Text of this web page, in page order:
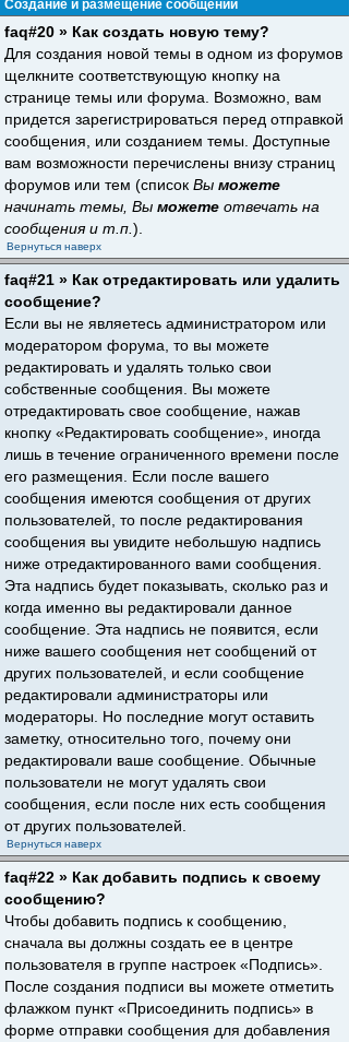
Создание и размещение сообщений
faq#20 » Как создать новую тему?
Для создания новой темы в одном из форумов
щелкните соответствующую кнопку на
странице темы или форума. Возможно, вам
придется зарегистрироваться перед отправкой
сообщения, или созданием темы. Доступные
вам возможности перечислены внизу страниц
форумов или тем (список Вы можете
начинать темы, Вы можете отвечать на
сообщения и т.п. ).
Вернуться наверх
faq#21 » Как отредактировать или удалить
сообщение?
Если вы не являетесь администратором или
модератором форума, то вы можете
редактировать и удалять только свои
собственные сообщения. Вы можете
отредактировать свое сообщение, нажав
кнопку «Редактировать сообщение», иногда
лишь в течение ограниченного времени после
его размещения. Если после вашего
сообщения имеются сообщения от других
пользователей, то после редактирования
сообщения вы увидите небольшую надпись
ниже отредактированного вами сообщения.
Эта надпись будет показывать, сколько раз и
когда именно вы редактировали данное
сообщение. Эта надпись не появится, если
ниже вашего сообщения нет сообщений от
других пользователей, и если сообщение
редактировали администраторы или
модераторы. Но последние могут оставить
заметку, относительно того, почему они
редактировали ваше сообщение. Обычные
пользователи не могут удалять свои
сообщения, если после них есть сообщения
от других пользователей.
Вернуться наверх
faq#22 » Как добавить подпись к своему
сообщению?
Чтобы добавить подпись к сообщению,
сначала вы должны создать ее в центре
пользователя в группе настроек «Подпись».
После создания подписи вы можете отметить
флажком пункт «Присоединить подпись» в
форме отправки сообщения для добавления